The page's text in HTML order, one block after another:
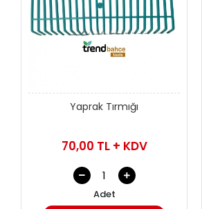
Yaprak Tırmığı
70,00 TL + KDV
Adet